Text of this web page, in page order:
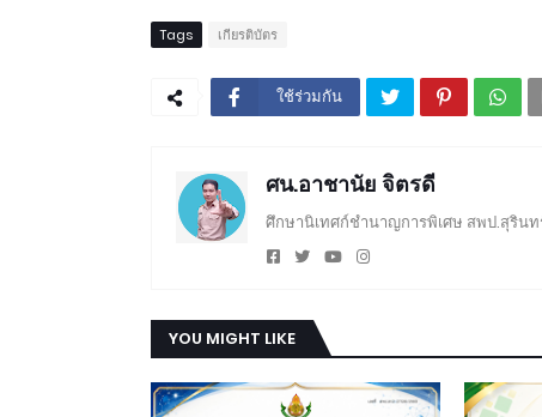
Tags เกียรติบัตร
ใช้ร่วมกัน
ศน.อาชานัย จิตรดี
ศึกษานิเทศก์ชำนาญการพิเศษ สพป.สุริน
YOU MIGHT LIKE